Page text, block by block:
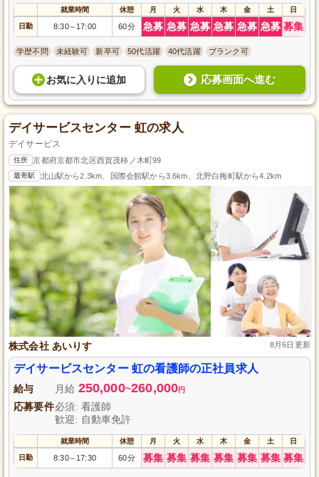
就業時間 休憩 月 火 水 木 金 土 日
日勤 8:30～ 17:00 60分 急募 急募 急募 急募 急募 急募 募集
学歴不問 未経験可 新卒可 50代活躍 40代活躍 ブランク可
お気に入り に追加 応募画面へ進む
デイサービスセンター 虹の求人
デイサービス
住所 京都府京都市北区西賀茂柿ノ木町99
最寄駅 北山駅から2.3km、国際会館駅から3.6km、北野白梅町駅から4.2km
株式会社 あいりす 8月6日更新
デイサービスセンター 虹の看護師の正社員求人
給与 月給 250,000~260,000円
応募要件必須: 看護師
歓迎: 自動車免許
就業時間 休憩 月 火 水 木 金 土 日
日勤 8:30～ 17:30 60分 募集 募集 募集 募集 募集 募集 募集